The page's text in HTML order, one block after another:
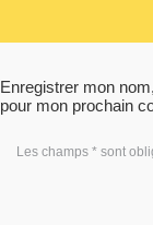
Enregistrer mon
pour mon prochain
Les champs * sont